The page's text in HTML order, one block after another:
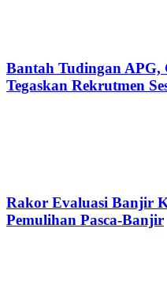
Bantah Tudingan APG,
Tegaskan Rekrutmen
Rakor Evaluasi Banjir
Pemulihan Pasca-Banjir